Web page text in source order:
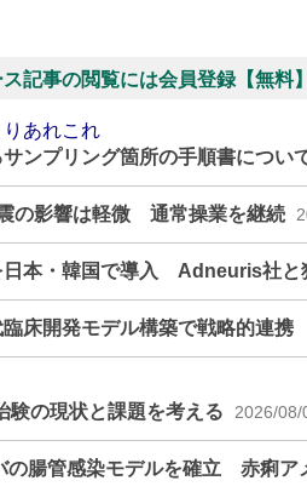
記事の閲覧には会員登録【無料
りあれこれ
ンプリング箇所の手順書につい
の影響は軽微 通常操業を継続
日本・韓国で導入 Adneuris社と
床開発モデル構築で戦略的連
験の現状と課題を考える
2026/08/
の腸管感染モデルを確立 赤痢ア